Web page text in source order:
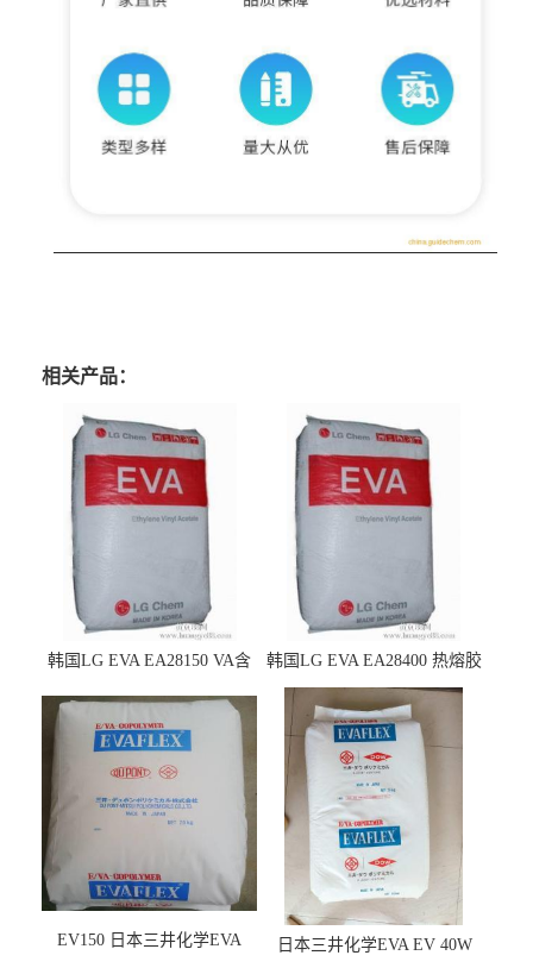
相关产品：
韩国LG EVA EA28150 VA含
韩国LG EVA EA28400 热熔胶
级 VA含量28 熔指400
EV150 日本三井化学EVA
日本三井化学EVA EV 40W